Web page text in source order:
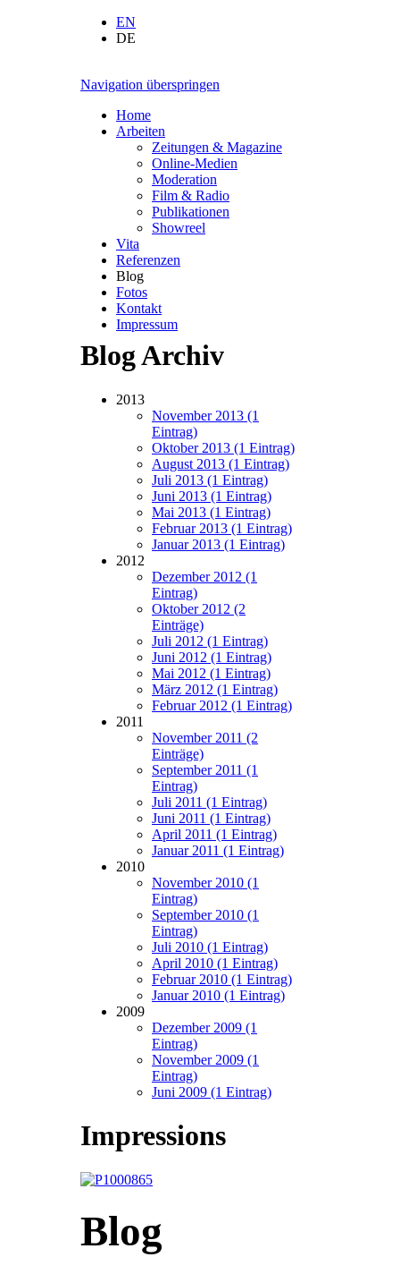
EN
DE
Navigation überspringen
Home
Arbeiten
Zeitungen & Magazine
Online-Medien
Moderation
Film & Radio
Publikationen
Showreel
Vita
Referenzen
Blog
Fotos
Kontakt
Impressum
Blog Archiv
2013
November 2013 (1
Eintrag)
Oktober 2013 (1 Eintrag)
August 2013 (1 Eintrag)
Juli 2013 (1 Eintrag)
Juni 2013 (1 Eintrag)
Mai 2013 (1 Eintrag)
Februar 2013 (1 Eintrag)
Januar 2013 (1 Eintrag)
2012
Dezember 2012 (1
Eintrag)
Oktober 2012 (2
Einträge)
Juli 2012 (1 Eintrag)
Juni 2012 (1 Eintrag)
Mai 2012 (1 Eintrag)
März 2012 (1 Eintrag)
Februar 2012 (1 Eintrag)
2011
November 2011 (2
Einträge)
September 2011 (1
Eintrag)
Juli 2011 (1 Eintrag)
Juni 2011 (1 Eintrag)
April 2011 (1 Eintrag)
Januar 2011 (1 Eintrag)
2010
November 2010 (1
Eintrag)
September 2010 (1
Eintrag)
Juli 2010 (1 Eintrag)
April 2010 (1 Eintrag)
Februar 2010 (1 Eintrag)
Januar 2010 (1 Eintrag)
2009
Dezember 2009 (1
Eintrag)
November 2009 (1
Eintrag)
Juni 2009 (1 Eintrag)
Impressions
Blog